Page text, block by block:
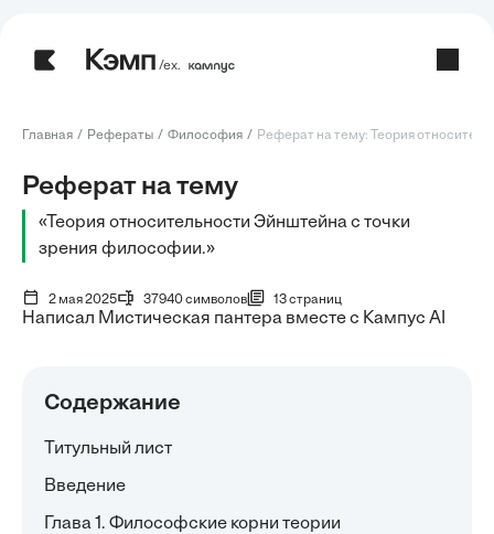
/ех.
Главная Рефераты Философия Реферат на тему: Теория
Реферат на тему
«Теория относительности Эйнштейна с точки
зрения философии.»
2 мая 2025 37940 символов 13 страниц
Написал Мистическая пантера вместе с Кампус AI
Содержание
Титульный лист
Введение
Глава 1. Философские корни теории